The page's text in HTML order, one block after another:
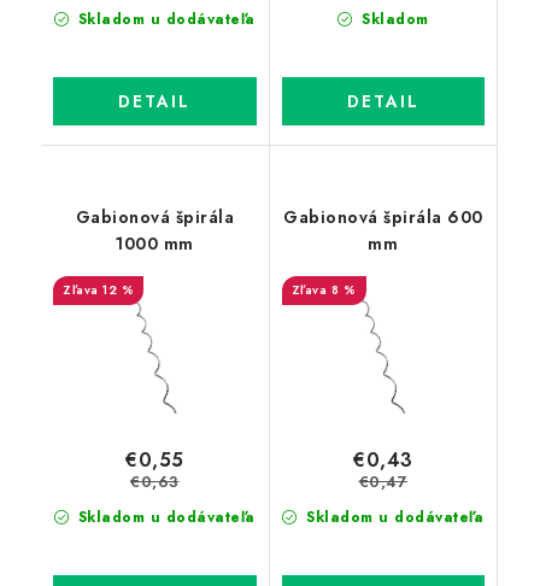
Skladom u dodávateľa
DETAIL
Skladom
DETAIL
Gabionová špirála
1000 mm
12 %
Skladom u dodávateľa
€0,55
€0,63
Gabionová špirála 600
mm
8 %
Skladom u dodávateľa
€0,43
€0,47